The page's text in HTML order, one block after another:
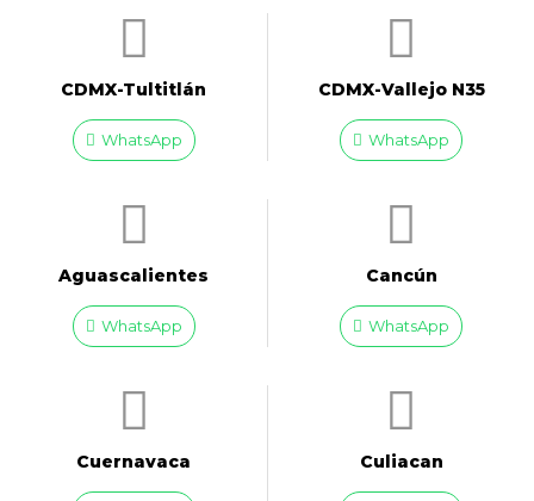
CDMX-Tultitlán
WhatsApp
CDMX-Vallejo N35
WhatsApp
Aguascalientes
WhatsApp
Cancún
WhatsApp
Cuernavaca Culiacan